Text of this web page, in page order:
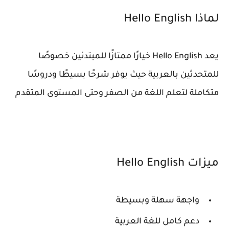
لماذا Hello English
يعد Hello English خيارًا ممتازًا للمبتدئين خصوصًا
للمتحدثين بالعربية حيث يوفر شرحًا بسيطًا ودروسًا
متكاملة لتعلم اللغة من الصفر وحتى المستوى المتقدم
ميزات Hello English
واجهة سهلة وبسيطة
دعم كامل للغة العربية